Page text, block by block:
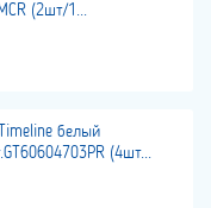
(2шт/1...
белый
(4шт...